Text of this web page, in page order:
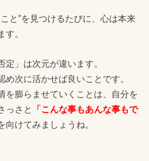
と”を見つけるたびに、心は本来
。
」は次元が違います。
次に活かせば良いことです。
を膨らませていくことは、自分を
っさと
「こんな事もあんな事もで
向けてみましょうね。